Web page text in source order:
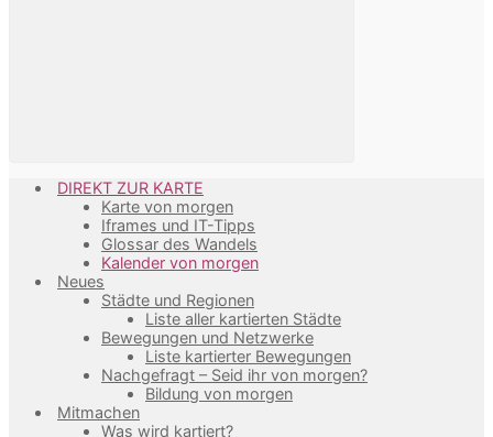
DIREKT ZUR KARTE
Karte von morgen
Iframes und IT-Tipps
Glossar des Wandels
Kalender von morgen
Neues
Städte und Regionen
Liste aller kartierten Städte
Bewegungen und Netzwerke
Liste kartierter Bewegungen
Nachgefragt – Seid ihr von morgen?
Bildung von morgen
Mitmachen
Was wird kartiert?